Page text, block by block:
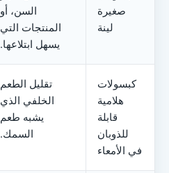
صغيرة
لينة
السن، أو
المنتجات التي
يسهل ابتلاعها.
كبسولات
هلامية
قابلة
للذوبان
في الأمعاء
تقليل الطعم
الخلفي الذي
يشبه طعم
السمك.